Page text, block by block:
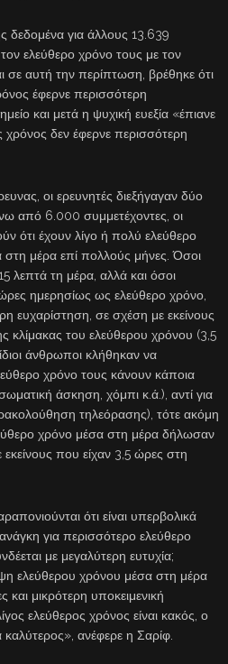
για άλλους 13.639
ελεύθερο χρόνο τους με τον
σε αυτή την περίπτωση, βρέθηκε ότι
έφερνε περισσότερη
και μετά η ψυχική ευεξία «έπιανε
χρόνος δεν έφερνε περισσότερη
οι ερευνητές διεξήγαγαν δύο
από 6.000 συμμετέχοντες, οι
ότι έχουν λίγο ή πολύ ελεύθερο
μέρα επί πολλούς μήνες. Όσοι
λεπτά τη μέρα, αλλά και όσοι
ημερησίως ως ελεύθερο χρόνο,
ευχαρίστηση, σε σχέση με εκείνους
κλίμακας του ελεύθερου χρόνου (3,5
άνθρωποι κλήθηκαν να
χρόνο τους κάνουν κάποια
άσκηση, χόμπι κ.ά.), αντί για
τηλεόρασης), τότε ακόμη
χρόνο μέσα στη μέρα δήλωσαν
εκείνους που είχαν 3,5 ώρες στη
ότι είναι υπερβολικά
για περισσότερο ελεύθερο
με μεγαλύτερη ευτυχία;
ελεύθερου χρόνου μέσα στη μέρα
και μικρότερη υποκειμενική
ελεύθερος χρόνος είναι κακός, ο
καλύτερος», ανέφερε η Σαρίφ.